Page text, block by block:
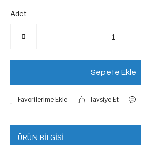
Adet
Sepete Ekle
Tavsiye Et
ÜRÜN BİLGİSİ